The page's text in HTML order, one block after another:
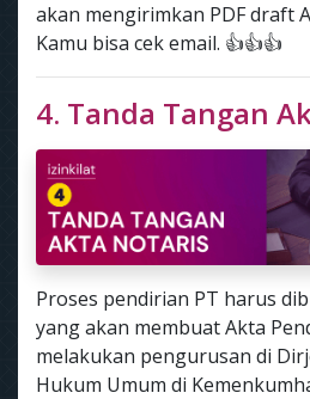
akan mengirimkan PDF draft
Kamu bisa cek email. 👍👍👍
4. Tanda Tangan
Proses pendirian PT harus
yang akan membuat Akta
melakukan pengurusan di
Hukum Umum di